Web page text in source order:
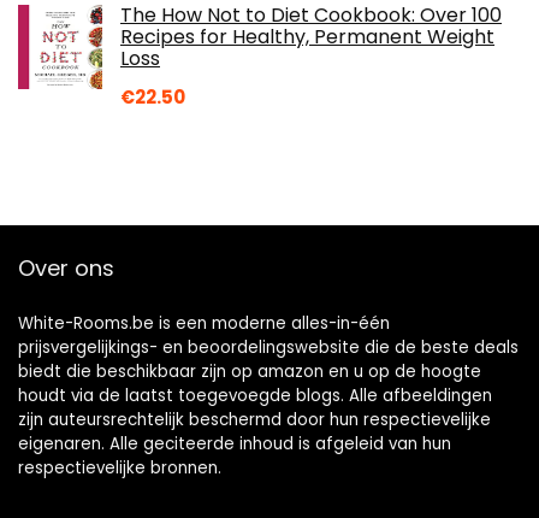
The How Not to Diet Cookbook: Over 100
Recipes for Healthy, Permanent Weight
Loss
€22.50
Over ons
White-Rooms.be is een moderne alles-in-één
prijsvergelijkings- en beoordelingswebsite die de beste deals
biedt die beschikbaar zijn op amazon en u op de hoogte
houdt via de laatst toegevoegde blogs. Alle afbeeldingen
zijn auteursrechtelijk beschermd door hun respectievelijke
eigenaren. Alle geciteerde inhoud is afgeleid van hun
respectievelijke bronnen.